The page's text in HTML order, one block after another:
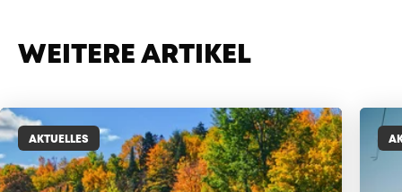
WEITERE ARTIKEL
AKTUELLES